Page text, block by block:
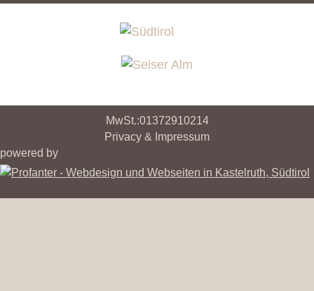
MwSt.:01372910214
Privacy & Impressum
powered by